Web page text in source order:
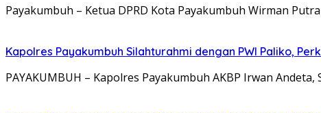
Payakumbuh – Ketua DPRD Kota Payakumbuh Wirman
Kapolres Payakumbuh Silahturahmi dengan PWI Paliko,
PAYAKUMBUH – Kapolres Payakumbuh AKBP Irwan